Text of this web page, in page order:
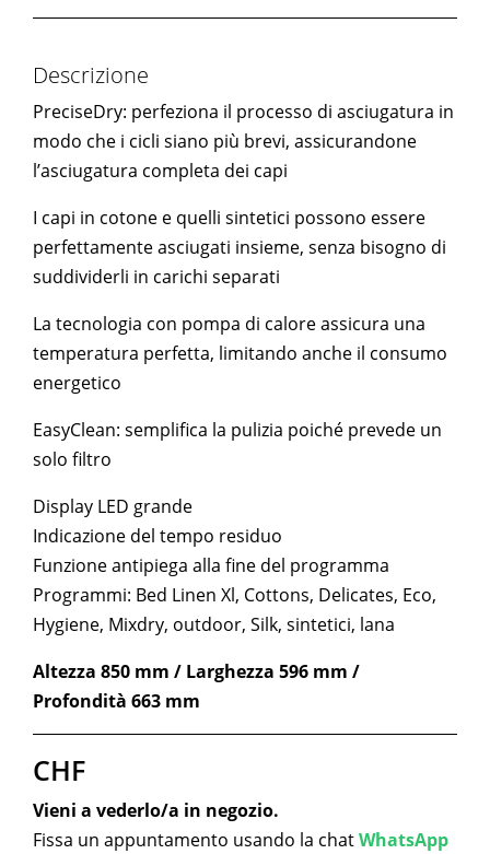
Descrizione
PreciseDry: perfeziona il processo di asciugatura in
modo che i cicli siano più brevi, assicurandone
l’asciugatura completa dei capi
I capi in cotone e quelli sintetici possono essere
perfettamente asciugati insieme, senza bisogno di
suddividerli in carichi separati
La tecnologia con pompa di calore assicura una
temperatura perfetta, limitando anche il consumo
energetico
EasyClean: semplifica la pulizia poiché prevede un
solo filtro
Display LED grande
Indicazione del tempo residuo
Funzione antipiega alla fine del programma
Programmi: Bed Linen Xl, Cottons, Delicates, Eco,
Hygiene, Mixdry, outdoor, Silk, sintetici, lana
Altezza 850 mm / Larghezza 596 mm /
Profondità 663 mm
CHF
Vieni a vederlo/a in negozio.
Fissa un appuntamento usando la chatWhatsApp